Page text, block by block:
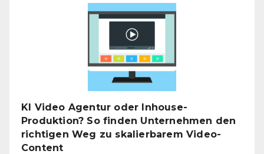
den
Mittelstand:
jetzt
der
richtige
Zeitpunkt
eine
unternehmensweite
KI-
KI Video Agentur oder Inhouse-
Produktion? So finden Unternehmen den
richtigen Weg zu skalierbarem Video-
Content